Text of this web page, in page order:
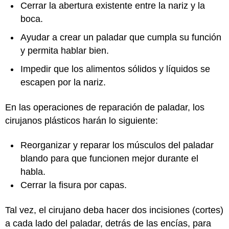
Cerrar la abertura existente entre la nariz y la
boca.
Ayudar a crear un paladar que cumpla su función
y permita hablar bien.
Impedir que los alimentos sólidos y líquidos se
escapen por la nariz.
En las operaciones de reparación de paladar, los
cirujanos plásticos harán lo siguiente:
Reorganizar y reparar los músculos del paladar
blando para que funcionen mejor durante el
habla.
Cerrar la fisura por capas.
Tal vez, el cirujano deba hacer dos incisiones (cortes)
a cada lado del paladar, detrás de las encías, para